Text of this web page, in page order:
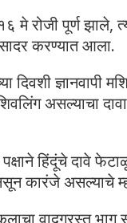
मे रोजी पूर्ण झाले,
सादर करण्यात आला.
दिवशी ज्ञानवापी
असल्याचा
हिंदूंचे दावे
कारंजे असल्याचे